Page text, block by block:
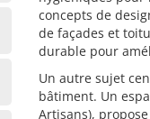
concepts de
de façades et
durable pour
Un autre sujet
bâtiment. Un
Artisans),